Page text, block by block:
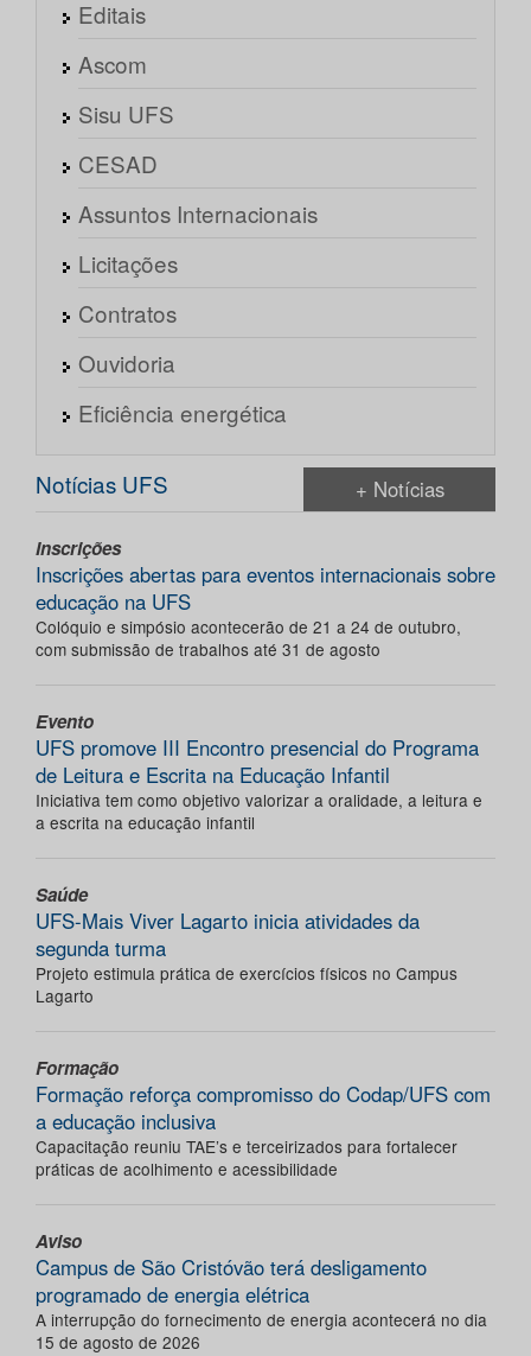
Editais
Ascom
Sisu UFS
CESAD
Assuntos Internacionais
Licitações
Contratos
Ouvidoria
Eficiência energética
Notícias UFS + Notícias
Inscrições
Inscrições abertas para eventos internacionais sobre
educação na UFS
Colóquio e simpósio acontecerão de 21 a 24 de outubro,
com submissão de trabalhos até 31 de agosto
Evento
UFS promove III Encontro presencial do Programa
de Leitura e Escrita na Educação Infantil
Iniciativa tem como objetivo valorizar a oralidade, a leitura e
a escrita na educação infantil
Saúde
UFS-Mais Viver Lagarto inicia atividades da
segunda turma
Projeto estimula prática de exercícios físicos no Campus
Lagarto
Formação
Formação reforça compromisso do Codap/UFS com
a educação inclusiva
Capacitação reuniu TAE’s e terceirizados para fortalecer
práticas de acolhimento e acessibilidade
Aviso
Campus de São Cristóvão terá desligamento
programado de energia elétrica
A interrupção do fornecimento de energia acontecerá no dia
15 de agosto de 2026